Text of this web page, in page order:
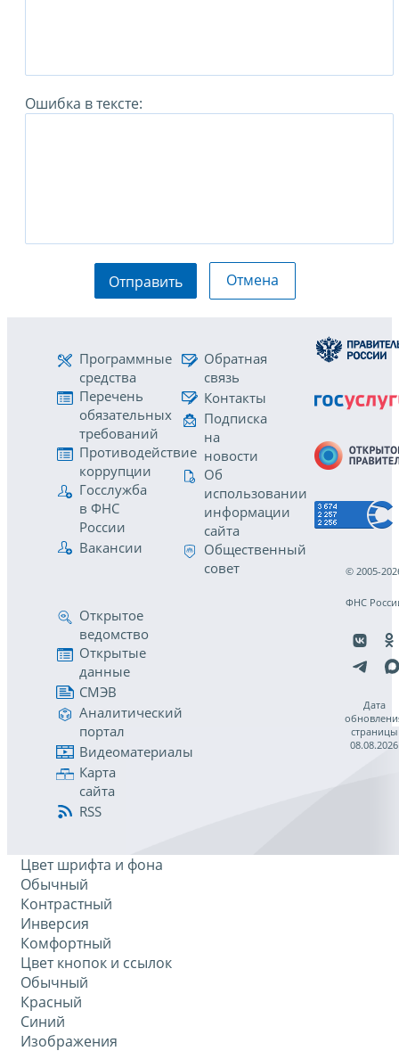
Ошибка в тексте:
Отправить Отмена
Программные
средства
Перечень
обязательных
требований
Противодействие
коррупции
Госслужба
в ФНС
России
Вакансии
Обратная
связь
Контакты
Подписка
на
новости
Об
использовании
информации
сайта
Общественный
совет
Открытое
ведомство
Открытые
данные
СМЭВ
Аналитический
портал
Видеоматериалы
Карта
сайта
RSS
© 2005-
ФНС
Дата
страницы
08.08.2026
Цвет шрифта и фона
Обычный
Контрастный
Инверсия
Комфортный
Цвет кнопок и ссылок
Обычный
Красный
Синий
Изображения